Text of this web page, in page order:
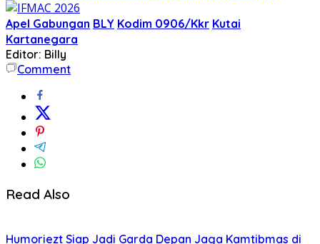
Apel Gabungan BLY Kodim 0906/Kkr Kutai
Kartanegara
Editor: Billy
Comment
Read Also
Humoriezt Siap Jadi Garda Depan Jaga Kamtibmas di